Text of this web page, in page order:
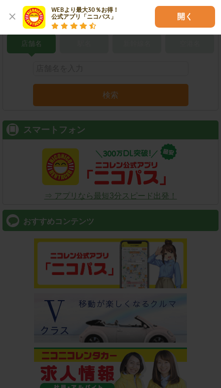
WEBより最大30％お得！
公式アプリ「ニコパス」
開く
こだわり条件で検索
店舗名
検索
スマートフォン
⇒ アプリなら最短3分スピード出発！
おすすめコンテンツ